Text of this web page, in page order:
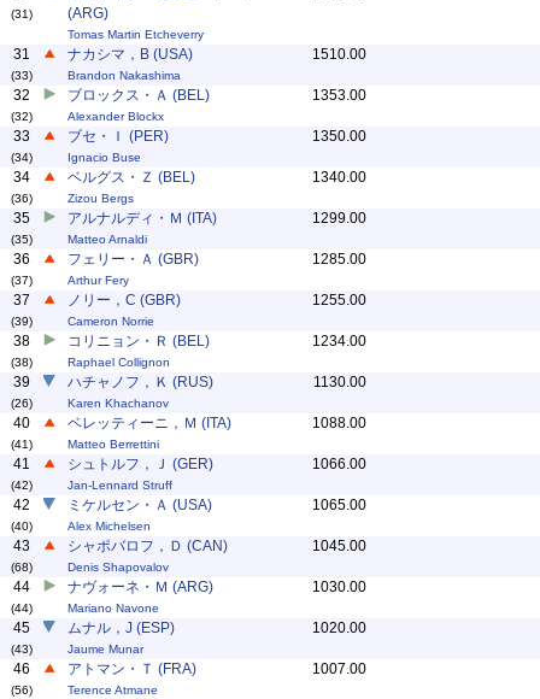
(31)
(ARG)
Tomas Martin Etcheverry
31
(33)
ナカシマ，B (USA)
Brandon Nakashima
1510.00
32
(32)
ブロックス・Ａ (BEL)
Alexander Blockx
1353.00
33
(34)
ブセ・Ｉ (PER)
Ignacio Buse
1350.00
34
(36)
ベルグス・Ｚ (BEL)
Zizou Bergs
1340.00
35
(35)
アルナルディ・Ｍ (ITA)
Matteo Arnaldi
1299.00
36
(37)
フェリー・Ａ (GBR)
Arthur Fery
1285.00
37
(39)
ノリー，C (GBR)
Cameron Norrie
1255.00
38
(38)
コリニョン・Ｒ (BEL)
Raphael Collignon
1234.00
39
(26)
ハチャノフ，Ｋ (RUS)
Karen Khachanov
1130.00
40
(41)
ベレッティーニ，Ｍ (ITA)
Matteo Berrettini
1088.00
41
(42)
シュトルフ，Ｊ (GER)
Jan-Lennard Struff
1066.00
42
(40)
ミケルセン・Ａ (USA)
Alex Michelsen
1065.00
43
(68)
シャポバロフ，Ｄ (CAN)
Denis Shapovalov
1045.00
44
(44)
ナヴォーネ・Ｍ (ARG)
Mariano Navone
1030.00
45
(43)
ムナル，J (ESP)
Jaume Munar
1020.00
46
(56)
アトマン・Ｔ (FRA)
Terence Atmane
1007.00